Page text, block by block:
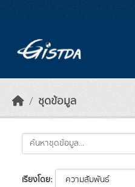
ชุดข้อมูล
เรียงโดย